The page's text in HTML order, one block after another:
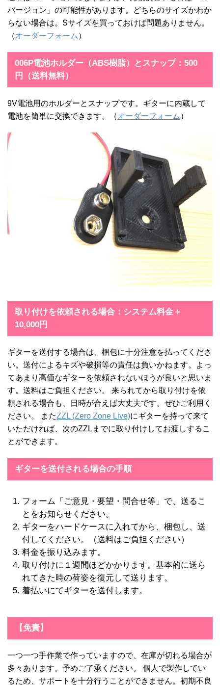
バージョン」の可能性があります。どちらのサイズかわか
らない場合は。Sサイズを買っておけば問題ありません。
（オーダーフォーム ）
006P電池ホルダー（ABS樹脂）とスナップ：500
円（送料無料）
9V電池用のホルダーとスナップです。ギターに内蔵して
電池を簡単に交換できます。（オーダーフォーム ）
取り付けを依頼される場合：システム料金＋
10,000円
ギターを送付する場合は、梱包に十分注意を払ってくださ
い。送付によるキズや破損等の責任は負いかねます。よっ
てあまり高価なギターを依頼されないほうが良いと思いま
す。送料はご負担ください。 来られてから取り付けを依
頼される場合も、日時が合えば大丈夫です。ぜひご利用く
ださい。 またZZL (Zero Zone Live)にギターを持って来て
いただければ、次のZZLまでに取り付けしてお渡しするこ
とができます。
ギターを送付される場合の手順
フォーム「ご意見・要望・問合せ等」で、送るこ
とをお知らせください。
ギターをハードケースに入れてから、梱包し、送
付してください。（送料はご負担ください）
料金を振り込みます。
取り付けに１週間ほどかかります。基本的に送ら
れてきた時の荷姿を復元して送ります。
着払いにてギターを送付します。
【免責】
一つ一つ手作業で作っていますので、在庫が切れる場合が
多々あります。予めご了承ください。 個人で製作してい
るため、サポートを十分行うことができません。初期不良